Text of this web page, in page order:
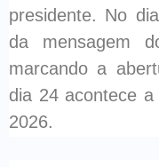
presidente. No
da mensagem
marcando a
dia 24 acontece
2026.